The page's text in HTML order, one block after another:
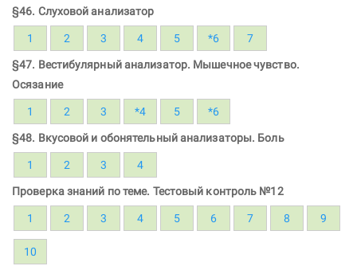
§46. Слуховой анализатор
1 2 3 4 5 *6 7
§47. Вестибулярный анализатор. Мышечное чувство.
Осязание
1 2 3 *4 5 *6
§48. Вкусовой и обонятельный анализаторы. Боль
1 2 3 4
Проверка знаний по теме. Тестовый контроль №12
1 2 3 4 5 6 7 8 9
10